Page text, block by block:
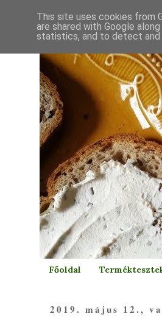
Főoldal
2019. május 12.,
This site uses cookies from
are shared with Google
statistics, and to detect and